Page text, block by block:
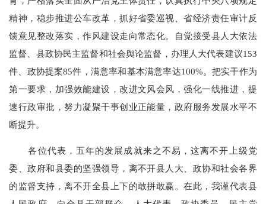
精神，稳步推进公车改革，抓好省委巡视、省经济责任审计反
馈意见整改落实，作风建设走向常态化。自觉接受县人大依法
监督、县政协民主监督和社会舆论监督，办理人大代表建议153
件、政协提案85件，满意率和基本满意率达100%。把实干作为
第一要求，加强效能建设，改进文风会风，强化一线推进，提
速行政审批，努力凝聚干事创业正能量，政府服务发展水平不
断提升。
各位代表，五年的发展成就来之不易，这离不开上级党
委、政府和县委的坚强领导，离不开县人大、政协和社会各界
的监督支持，离不开全县上下的敢拼敢赢。在此，我谨代表县